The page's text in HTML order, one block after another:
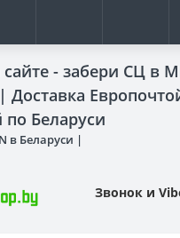
- забери СЦ в
Доставка
по Беларуси
в Беларуси |
Звонок и